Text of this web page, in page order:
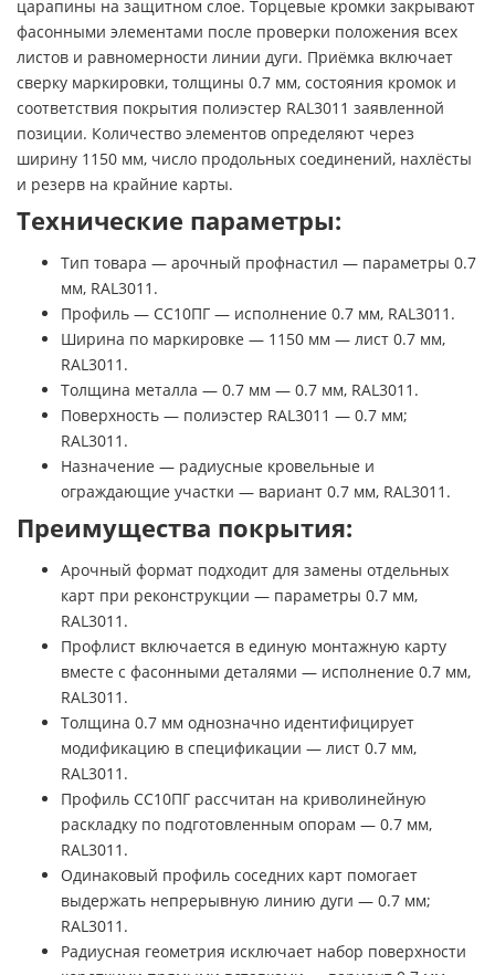
царапины на защитном слое. Торцевые кромки закрывают
фасонными элементами после проверки положения всех
листов и равномерности линии дуги. Приёмка включает
сверку маркировки, толщины 0.7 мм, состояния кромок и
соответствия покрытия полиэстер RAL3011 заявленной
позиции. Количество элементов определяют через
ширину 1150 мм, число продольных соединений, нахлёсты
и резерв на крайние карты.
Технические параметры:
Тип товара — арочный профнастил — параметры 0.7
мм, RAL3011.
Профиль — СС10ПГ — исполнение 0.7 мм, RAL3011.
Ширина по маркировке — 1150 мм — лист 0.7 мм,
RAL3011.
Толщина металла — 0.7 мм — 0.7 мм, RAL3011.
Поверхность — полиэстер RAL3011 — 0.7 мм;
RAL3011.
Назначение — радиусные кровельные и
ограждающие участки — вариант 0.7 мм, RAL3011.
Преимущества покрытия:
Арочный формат подходит для замены отдельных
карт при реконструкции — параметры 0.7 мм,
RAL3011.
Профлист включается в единую монтажную карту
вместе с фасонными деталями — исполнение 0.7 мм,
RAL3011.
Толщина 0.7 мм однозначно идентифицирует
модификацию в спецификации — лист 0.7 мм,
RAL3011.
Профиль СС10ПГ рассчитан на криволинейную
раскладку по подготовленным опорам — 0.7 мм,
RAL3011.
Одинаковый профиль соседних карт помогает
выдержать непрерывную линию дуги — 0.7 мм;
RAL3011.
Радиусная геометрия исключает набор поверхности